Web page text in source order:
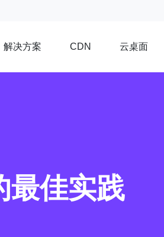
解决方案 CDN 云桌面
最佳实践